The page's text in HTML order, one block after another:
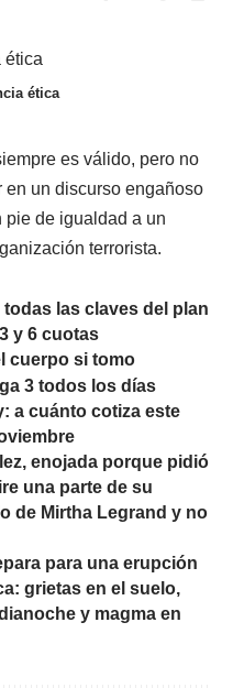
ética
es válido, pero no
en un discurso engañoso
pie de igualdad a un
terrorista.
las claves del plan
y 6 cuotas
cuerpo si tomo
3 todos los días
a cuánto cotiza este
enojada porque pidió
una parte de su
de Mirtha Legrand y no
para una erupción
grietas en el suelo,
y magma en